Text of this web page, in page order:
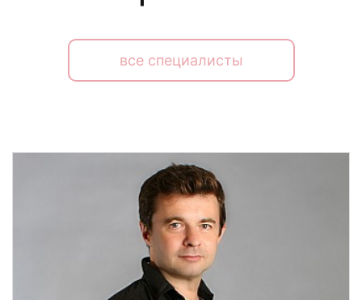
все специалисты